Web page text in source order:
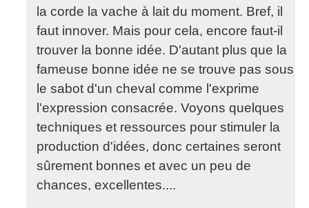
la corde la vache à lait du moment. Bref, il
faut innover. Mais pour cela, encore faut-il
trouver la bonne idée. D'autant plus que la
fameuse bonne idée ne se trouve pas sous
le sabot d'un cheval comme l'exprime
l'expression consacrée. Voyons quelques
techniques et ressources pour stimuler la
production d'idées, donc certaines seront
sûrement bonnes et avec un peu de
chances, excellentes....